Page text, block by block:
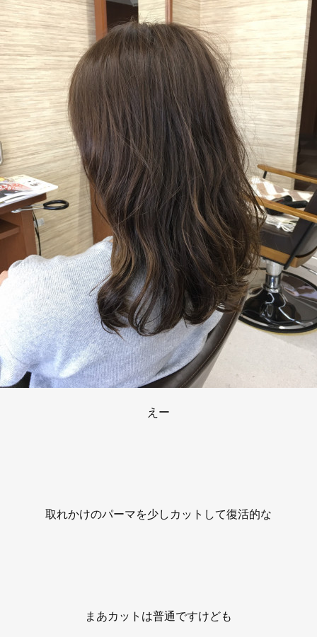
えー
取れかけのパーマを少しカットして復活的な
まあカットは普通ですけども